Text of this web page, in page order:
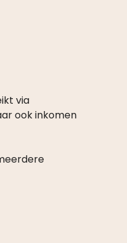
via
ook inkomen